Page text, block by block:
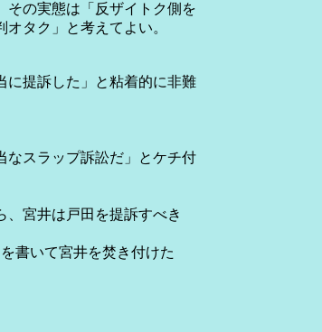
その実態は「反ザイトク側を
タク」と考えてよい。
に提訴した」と粘着的に非難
なスラップ訴訟だ」とケチ付
宮井は戸田を提訴すべき
書いて宮井を焚き付けた